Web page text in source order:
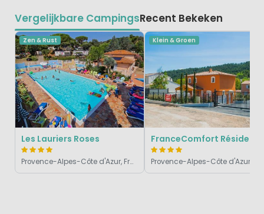
Vergelijkbare CampingsRecent Bekeken
Zen & Rust
Les Lauriers Roses
Provence-Alpes-Côte d'Azur, Frankrijk
Klein & Groen